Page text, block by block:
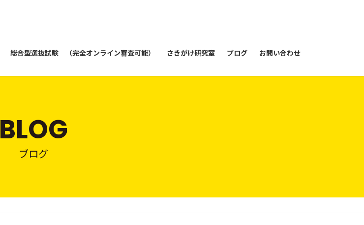
総合型選抜試験 （完全オンライン審査可能） さきがけ研究室 ブログ お問い合わせ
BLOG
ブログ